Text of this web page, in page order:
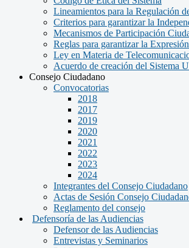
Lineamientos para la Regulación
Criterios para garantizar la
Mecanismos de Participación
Reglas para garantizar la
Ley en Materia de
Acuerdo de creación del Sistema
Consejo Ciudadano
Convocatorias
2018
2017
2019
2020
2021
2022
2023
2024
Integrantes del Consejo Ciudadano
Actas de Sesión Consejo
Reglamento del consejo
Defensoría de las Audiencias
Defensor de las Audiencias
Entrevistas y Seminarios